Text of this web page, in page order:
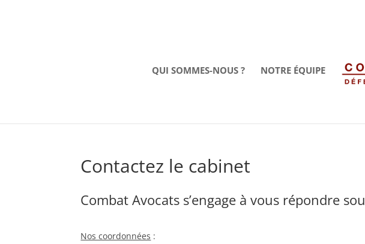
QUI SOMMES-NOUS ? NOTRE ÉQUIPE
Contactez le cabinet
Combat Avocats s’engage à vous répondre
Nos coordonnées :